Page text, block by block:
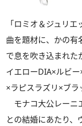
「ロミオ＆ジュリ
曲を題材に、かの有
で息を吹き込まれた
イエローDIA×ルビ
×ラピスラズリ×ブラ
モナコ大公レーニ
との結婚にあたり、